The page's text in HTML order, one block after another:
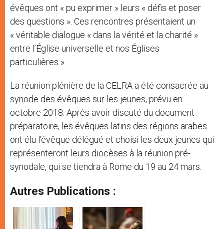
évêques ont « pu exprimer » leurs « défis et poser
des questions ». Ces rencontres présentaient un
« véritable dialogue « dans la vérité et la charité »
entre l’Église universelle et nos Églises
particulières ».
La réunion plénière de la CELRA a été consacrée au
synode des évêques sur les jeunes, prévu en
octobre 2018. Après avoir discuté du document
préparatoire, les évêques latins des régions arabes
ont élu l’évêque délégué et choisi les deux jeunes qui
représenteront leurs diocèses à la réunion pré-
synodale, qui se tiendra à Rome du 19 au 24 mars.
Autres Publications :